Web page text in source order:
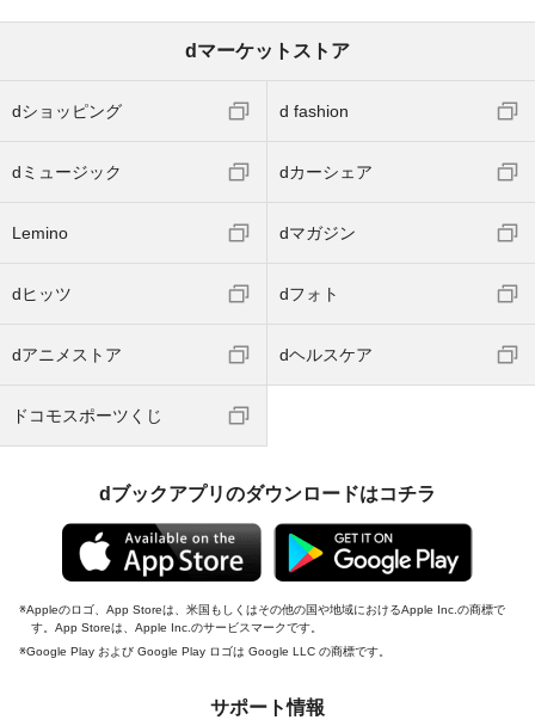
dマーケットストア
dショッピング d fashion
dミュージック dカーシェア
Lemino dマガジン
dヒッツ dフォト
dアニメストア dヘルスケア
ドコモスポーツくじ
dブックアプリのダウンロードはコチラ
Appleのロゴ、App Storeは、米国もしくはその他の国や地域におけるApple Inc.の商標で
す。App Storeは、Apple Inc.のサービスマークです。
Google Play および Google Play ロゴは Google LLC の商標です。
サポート情報